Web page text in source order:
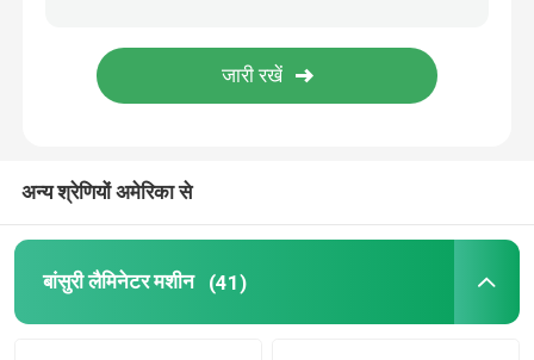
थर्मल फिल्म लैमिनेटर मशीन
बांसुरी फाड़ना चिपकाने की मशीन
हॉट नाइफ फिल्म लैमिनेटर मशीन
अन्य श्रेणियों अमेरिका से
बांसुरी लैमिनेटर मशीन (41)